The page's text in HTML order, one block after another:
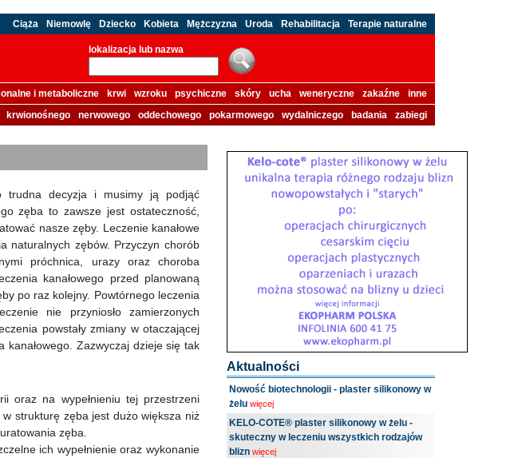
Ciąża Niemowlę Dziecko Kobieta Mężczyzna Uroda Rehabilitacja Terapie naturalne
lokalizacja lub nazwa
i metaboliczne krwi wzroku psychiczne skóry ucha weneryczne zakaźne
inne
krwionośnego nerwowego oddechowego pokarmowego wydalniczego badania zabiegi
trudna decyzja i musimy ją podjąć
zęba to zawsze jest ostateczność,
nasze zęby. Leczenie kanałowe
naturalnych zębów. Przyczyn chorób
próchnica, urazy oraz choroba
kanałowego przed planowaną
po raz kolejny. Powtórnego leczenia
nie przyniosło zamierzonych
powstały zmiany w otaczającej
Zazwyczaj dzieje się tak
oraz na wypełnieniu tej przestrzeni
strukturę zęba jest dużo większa niż
zęba.
ich wypełnienie oraz wykonanie
Aktualności
Nowość biotechnologii - plaster silikonowy w
żelu więcej
KELO-COTE® plaster silikonowy w żelu -
skuteczny w leczeniu wszystkich rodzajów
blizn więcej